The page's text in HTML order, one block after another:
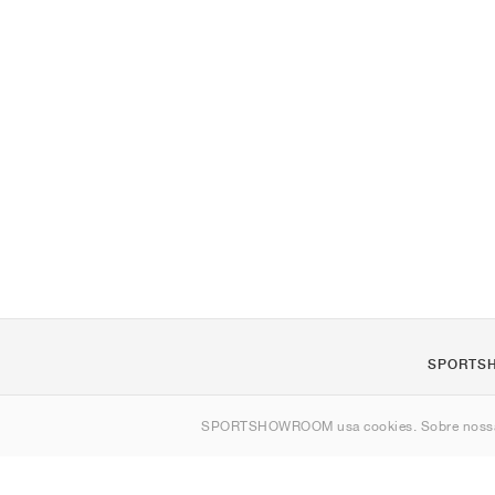
SPORTSHOWROOM usa cookies. Sobre
Contato